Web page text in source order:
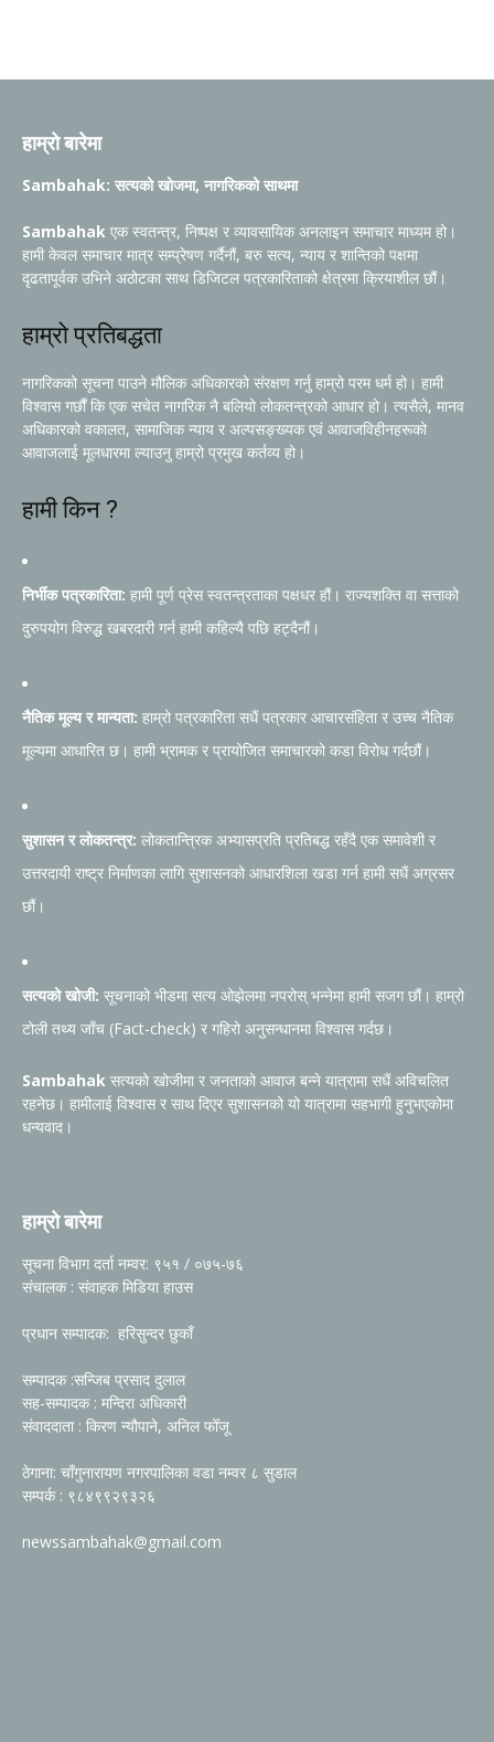
हाम्रो बारेमा
Sambahak: सत्यको खोजमा, नागरिकको साथमा
Sambahak एक स्वतन्त्र, निष्पक्ष र व्यावसायिक अनलाइन समाचार माध्यम हो।
हामी केवल समाचार मात्र सम्प्रेषण गर्दैनौं, बरु सत्य, न्याय र शान्तिको पक्षमा
दृढतापूर्वक उभिने अठोटका साथ डिजिटल पत्रकारिताको क्षेत्रमा क्रियाशील छौं।
हाम्रो प्रतिबद्धता
नागरिकको सूचना पाउने मौलिक अधिकारको संरक्षण गर्नु हाम्रो परम धर्म हो। हामी
विश्वास गर्छौं कि एक सचेत नागरिक नै बलियो लोकतन्त्रको आधार हो। त्यसैले, मानव
अधिकारको वकालत, सामाजिक न्याय र अल्पसङ्ख्यक एवं आवाजविहीनहरूको
आवाजलाई मूलधारमा ल्याउनु हाम्रो प्रमुख कर्तव्य हो।
हामी किन ?
निर्भीक पत्रकारिता: हामी पूर्ण प्रेस स्वतन्त्रताका पक्षधर हौं। राज्यशक्ति वा सत्ताको
दुरुपयोग विरुद्ध खबरदारी गर्न हामी कहिल्यै पछि हट्दैनौं।
नैतिक मूल्य र मान्यता: हाम्रो पत्रकारिता सधैं पत्रकार आचारसंहिता र उच्च नैतिक
मूल्यमा आधारित छ। हामी भ्रामक र प्रायोजित समाचारको कडा विरोध गर्दछौं।
सुशासन र लोकतन्त्र: लोकतान्त्रिक अभ्यासप्रति प्रतिबद्ध रहँदै एक समावेशी र
उत्तरदायी राष्ट्र निर्माणका लागि सुशासनको आधारशिला खडा गर्न हामी सधैं अग्रसर
छौं।
सत्यको खोजी: सूचनाको भीडमा सत्य ओझेलमा नपरोस् भन्नेमा हामी सजग छौं। हाम्रो
टोली तथ्य जाँच (Fact-check) र गहिरो अनुसन्धानमा विश्वास गर्दछ।
Sambahak सत्यको खोजीमा र जनताको आवाज बन्ने यात्रामा सधैं अविचलित
रहनेछ। हामीलाई विश्वास र साथ दिएर सुशासनको यो यात्रामा सहभागी हुनुभएकोमा
धन्यवाद।
हाम्रो बारेमा
सूचना विभाग दर्ता नम्वर: ९५१ / ०७५-७६
संचालक : संवाहक मिडिया हाउस
प्रधान सम्पादक: हरिसुन्दर छुकाँ
सम्पादक :सन्जिब प्रसाद दुलाल
सह-सम्पादक : मन्दिरा अधिकारी
संवाददाता : किरण न्यौपाने, अनिल फोँजू
ठेगाना: चाँगुनारायण नगरपालिका वडा नम्वर ८ सुडाल
सम्पर्क : ९८४९९२९३२६
newssambahak@gmail.com